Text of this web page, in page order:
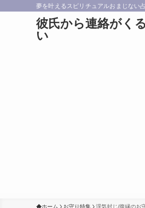
夢を叶えるスピリチュアルおまじない
彼氏から連絡がく
い
ホーム お守り特集 浮気封じ/復縁のお